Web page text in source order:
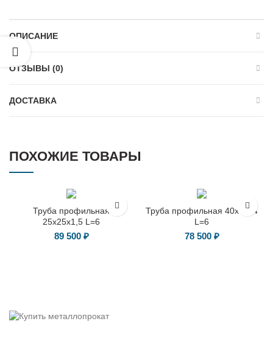
ОПИСАНИЕ
ОТЗЫВЫ (0)
ДОСТАВКА
ПОХОЖИЕ ТОВАРЫ
Труба профильная
25х25х1,5 L=6
89 500 ₽
Труба профильная 40х40х4
L=6
78 500 ₽